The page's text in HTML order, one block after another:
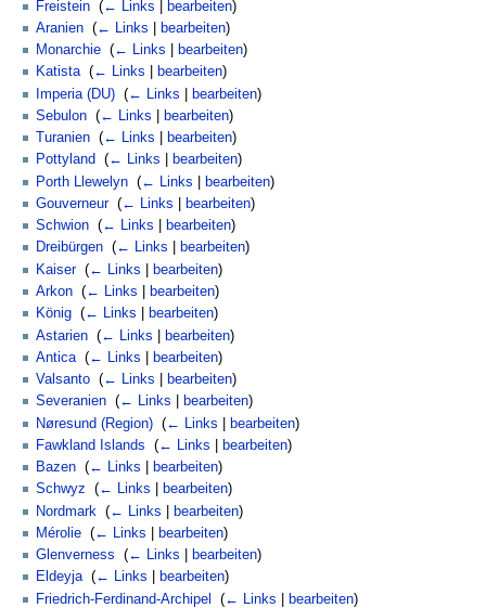
Freistein (← Links bearbeiten)
Aranien (← Links bearbeiten)
Monarchie (← Links bearbeiten)
Katista‎ (← Links bearbeiten)
Imperia (DU) (← Links bearbeiten)
Sebulon (← Links bearbeiten)
Turanien (← Links bearbeiten)
Pottyland
(← Links bearbeiten)
Porth Llewelyn (← Links bearbeiten)
Gouverneur‎ (← Links bearbeiten)
Schwion (← Links bearbeiten)
Dreibürgen (← Links bearbeiten)
Kaiser‎ (← Links bearbeiten)
Arkon (← Links bearbeiten)
König (← Links bearbeiten)
Astarien (← Links bearbeiten)
Antica (← Links bearbeiten)
Valsanto (← Links bearbeiten)
Severanien (← Links bearbeiten)
Nøresund (Region) (← Links bearbeiten)
Fawkland Islands
(← Links bearbeiten)
Bazen (← Links bearbeiten)
Schwyz
(← Links bearbeiten)
Nordmark
(← Links bearbeiten)
Mérolie (← Links bearbeiten)
Glenverness
(← Links bearbeiten)
Eldeyja‎ (← Links bearbeiten)
Friedrich-Ferdinand-Archipel
(← Links bearbeiten)